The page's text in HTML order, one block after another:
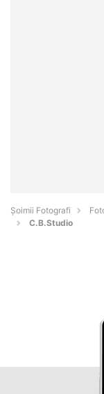
Șoimii Fotografi
C.B.Studio